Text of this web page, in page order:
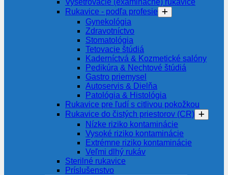
Vyšetrovacie (examinačné) rukavice
Rukavice - podľa profesie
Gynekológia
Zdravotníctvo
Stomatológia
Tetovacie štúdiá
Kaderníctvá & Kozmetické salóny
Pedikúra & Nechtové štúdiá
Gastro priemysel
Autoservis & Dielňa
Patológia & Histológia
Rukavice pre ľudí s citlivou pokožkou
Rukavice do čistých priestorov (CR)
Nízke riziko kontaminácie
Vysoké riziko kontaminácie
Extrémne riziko kontaminácie
Veľmi dlhý rukáv
Sterilné rukavice
Príslušenstvo